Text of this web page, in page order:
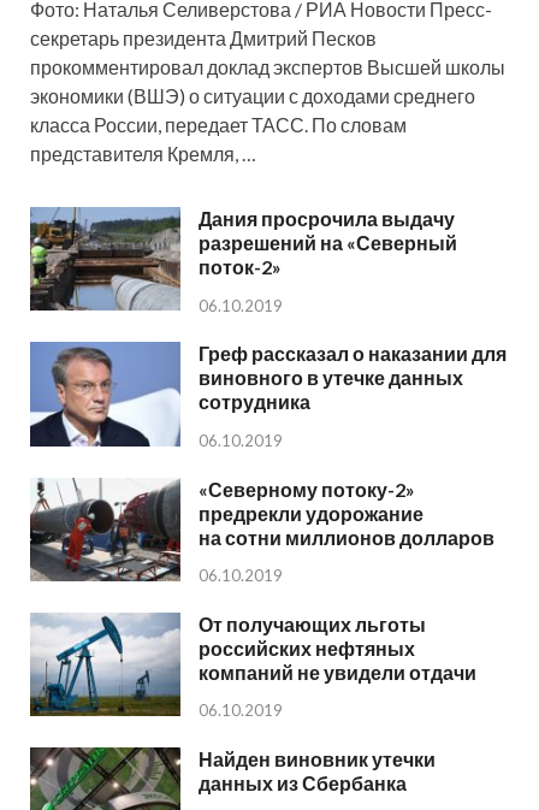
Фото: Наталья Селиверстова / РИА Новости Пресс-
секретарь президента Дмитрий Песков
прокомментировал доклад экспертов Высшей школы
экономики (ВШЭ) о ситуации с доходами среднего
класса России, передает ТАСС. По словам
представителя Кремля, …
Дания просрочила выдачу
разрешений на «Северный
поток-2»
06.10.2019
Греф рассказал о наказании для
виновного в утечке данных
сотрудника
06.10.2019
«Северному потоку-2»
предрекли удорожание
на сотни миллионов долларов
06.10.2019
От получающих льготы
российских нефтяных
компаний не увидели отдачи
06.10.2019
Найден виновник утечки
данных из Сбербанка